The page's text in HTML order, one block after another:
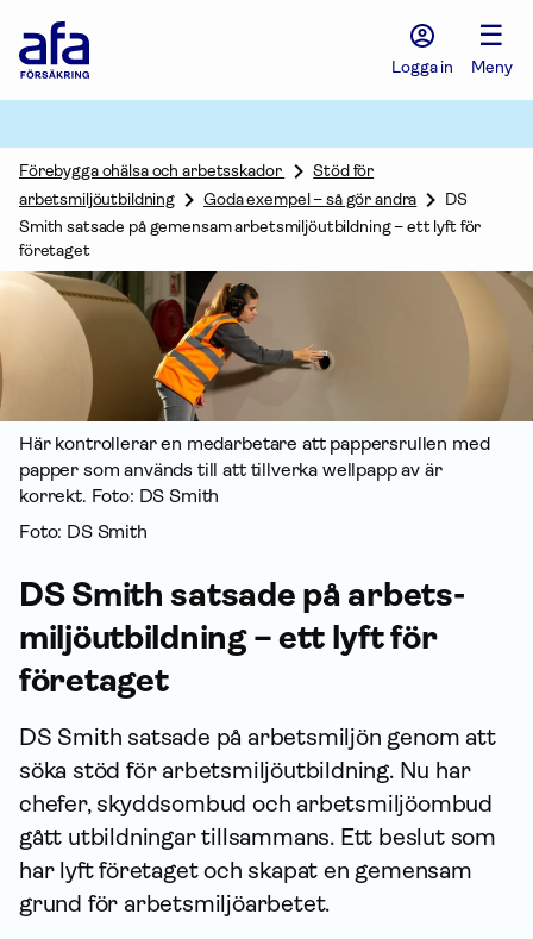
Försäkring
Logga in
☰
Meny
Förebygga ohälsa och arbetsskador
Stöd för
arbetsmiljöutbildning
Goda exempel – så gör andra
DS
Smith satsade på gemensam arbetsmiljöutbildning – ett lyft för
företaget
Här kontrollerar en medarbetare att pappersrullen med
papper som används till att tillverka wellpapp av är
korrekt. Foto: DS Smith
Foto: DS Smith
DS Smith satsade på arbets­
miljö­utbildning – ett lyft för
företaget
DS Smith satsade på arbetsmiljön genom att
söka stöd för arbets­miljö­utbildning. Nu har
chefer, skydds­ombud och arbets­miljö­ombud
gått utbildningar tillsammans. Ett beslut som
har lyft företaget och skapat en gemensam
grund för arbets­miljö­arbetet.